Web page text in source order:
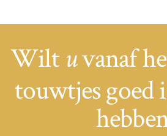
Wilt uvanaf
touwtjes goed